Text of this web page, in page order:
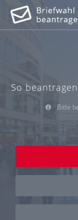
So
Bitte